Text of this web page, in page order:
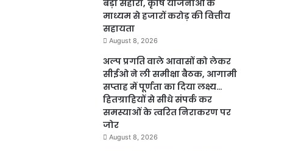
बड़ा सहारा, कृषि योजनाओं के
माध्यम से हजारों करोड़ की वित्तीय
सहायता
August 8, 2026
अल्प प्रगति वाले आवासों को लेकर
सीईओ ने ली समीक्षा बैठक, आगामी
सप्ताह में पूर्णता का दिया लक्ष्य…
हितग्राहियों से सीधे संपर्क कर
समस्याओं के त्वरित निराकरण पर
जोर
August 8, 2026